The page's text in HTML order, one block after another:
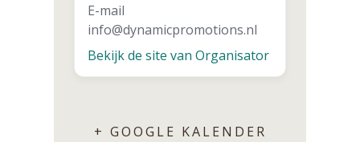
E-mail
info@dynamicpromotions.nl
Bekijk de site van Organisator
+ GOOGLE KALENDER